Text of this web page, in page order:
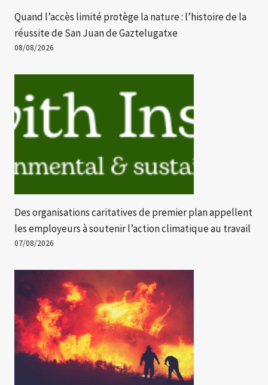
Quand l’accès limité protège la nature : l’histoire de la
réussite de San Juan de Gaztelugatxe
08/08/2026
Des organisations caritatives de premier plan appellent
les employeurs à soutenir l’action climatique au travail
07/08/2026